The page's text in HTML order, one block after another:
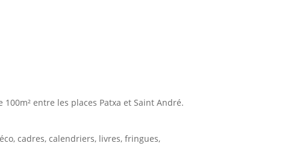
entre les places Patxa et Saint André.
cadres, calendriers, livres, fringues,